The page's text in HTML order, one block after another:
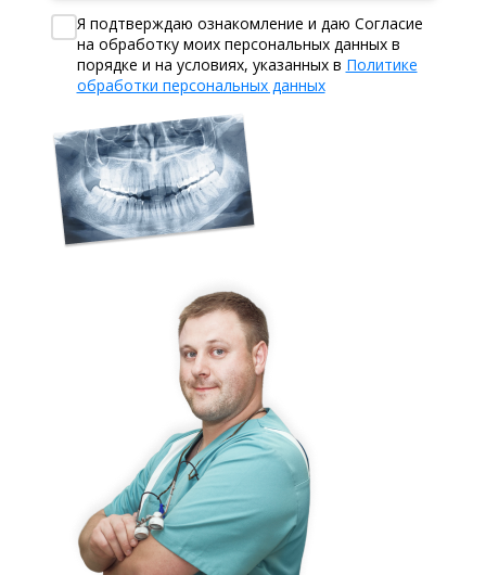
Я подтверждаю ознакомление и даю Согласие
на обработку моих персональных данных в
порядке и на условиях, указанных в Политике
обработки персональных данных